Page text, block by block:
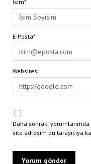
İsim*
E-Posta*
Websitesi
Daha sonraki
site adresim bu tarayıcıya